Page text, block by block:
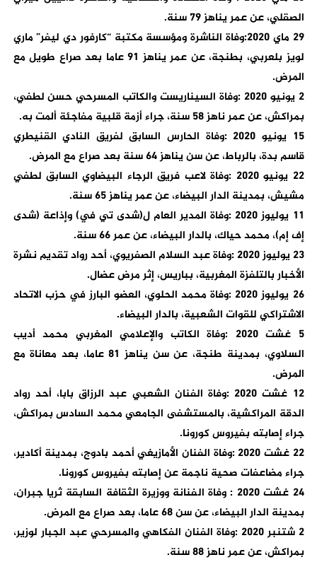
الصقلي، عن عمر يناهز 79 سنة.
29 ماي 2020:وفاة الناشرة ومؤسسة مكتبة “كارفور دي ليفر” ماري
لويز بلعربي، بطنجة، عن عمر يناهز 91 عاما بعد صراع طويل مع
المرض.
2 يونيو 2020 :وفاة السيناريست والكاتب المسرحي حسن لطفي،
بمراكش، عن عمر ناهز 58 سنة، جراء أزمة قلبية مفاجئة ألمت به.
15 يونيو 2020 :وفاة الحارس السابق لفريق النادي القنيطري
قاسم بدة، بالرباط، عن سن يناهز 64 سنة بعد صراع مع المرض.
22 يونيو 2020 :وفاة لاعب فريق الرجاء البيضاوي السابق لطفي
مشيش، بمدينة الدار البيضاء، عن عمر يناهز 65 سنة.
11 يوليوز 2020 :وفاة المدير العام ل(شدى تي في) وإذاعة (شدى
إف إم)، محمد حياك، بالدار البيضاء، عن عمر 66 سنة.
23 يوليوز 2020 :وفاة عبد السلام الصفريوي، أحد رواد تقديم نشرة
الأخبار بالتلفزة المغربية، بباريس، إثر مرض عضال.
26 يوليوز 2020 :وفاة محمد الحلوي، العضو البارز في حزب الاتحاد
الاشتراكي للقوات الشعبية، بالدار البيضاء.
5 غشت 2020 :وفاة الكاتب والإعلامي المغربي محمد أديب
السلاوي، بمدينة طنجة، عن سن يناهز 81 عاما، بعد معاناة مع
المرض.
12 غشت 2020 :وفاة الفنان الشعبي عبد الرزاق بابا، أحد رواد
الدقة المراكشية، بالمستشفى الجامعي محمد السادس بمراكش،
جراء إصابته بفيروس كورونا.
22 غشت 2020 :وفاة الفنان الأمازيغي أحمد بادوج، بمدينة أكادير،
جراء مضاعفات صحية ناجمة عن إصابته بفيروس كورونا.
24 غشت 2020 : وفاة الفنانة ووزيرة الثقافة السابقة ثريا جبران،
بمدينة الدار البيضاء، عن سن 68 عاما، بعد صراع مع المرض.
2 شتنبر 2020 :وفاة الفنان الفكاهي والمسرحي عبد الجبار لوزير،
بمراكش، عن عمر ناهز 88 سنة.